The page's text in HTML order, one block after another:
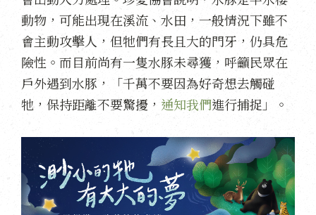
動物，可能出現在溪流、水田，一般情況下雖不
會主動攻擊人，但牠們有長且大的門牙，仍具危
險性。而目前尚有一隻水豚未尋獲，呼籲民眾在
戶外遇到水豚，「千萬不要因為好奇想去觸碰
牠，保持距離不要驚擾， 通知我們進行捕捉」。